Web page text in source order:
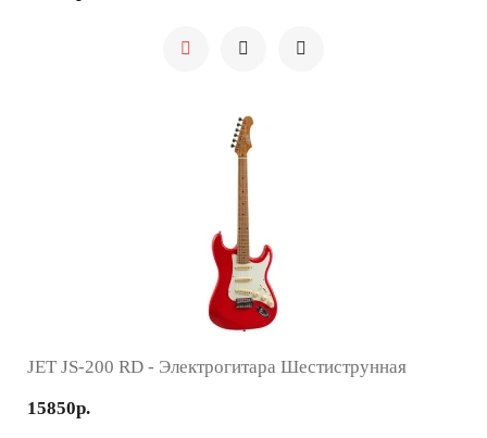
JET JS-200 RD - Электрогитара Шестиструнная
15850р.